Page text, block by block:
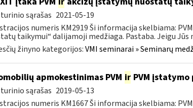
sąrašas 2021-05-19
numeris KM2919 Ši informacija skelbiama:
taikymui“ dalijamoji medžiaga. Pastaba. Jeigu
žinyno kategorijos:VMI seminarai » Seminarų
apmokestinimas PVM irPVM įstatymo
sąrašas 2019-05-13
numeris KM1667 Ši informacija skelbiama: